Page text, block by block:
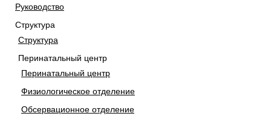
Руководство
Структура
Структура
Перинатальный центр
Перинатальный центр
Физиологическое отделение
Обсервационное отделение